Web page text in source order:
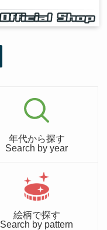
年代から探す
Search by year
絵柄で探す
Search by pattern